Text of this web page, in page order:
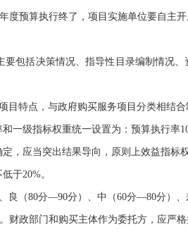
预算执行终了，项目实施单位要自主
包括决策情况、指导性目录编制情况
特点，与政府购买服务项目分类相结合
一级指标权重统一设置为：预算执行率
，应当突出结果导向，原则上效益指标权
于20%。
（80分—90分）、中（60分—80分）、
政部门和购买主体作为委托方，应严